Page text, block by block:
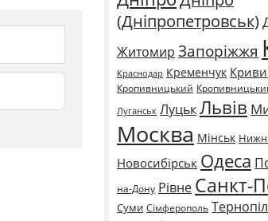
(Дніпропетровськ)
Житомир Запоріжжя
Краснодар Кременчук
Кропивницький
Луганськ ЛуцькЛьвів
Москва Мінськ
Новосибірськ Одеса
на-Дону Рівне Санкт-
Суми Сімферополь